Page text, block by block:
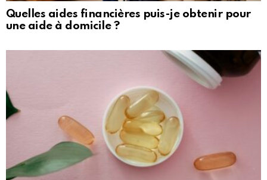
Quelles aides financières puis-je obtenir pour
une aide à domicile ?